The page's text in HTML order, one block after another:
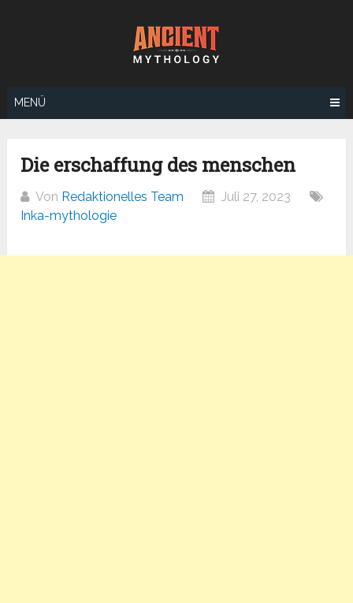
MENÜ
Die erschaffung des menschen
Von Redaktionelles Team
Juli 27, 2023
Inka-mythologie